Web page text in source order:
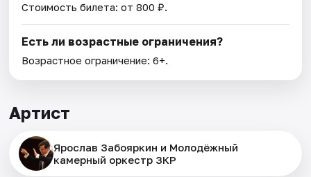
Стоимость билета: от 800 ₽.
Есть ли возрастные ограничения?
Возрастное ограничение: 6+.
Артист
Ярослав Забояркин и Молодёжный
камерный оркестр ЗКР